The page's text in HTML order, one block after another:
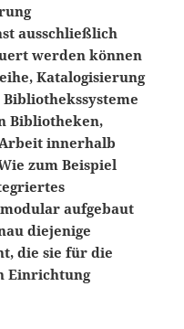
ausschließlich
werden können
Katalogisierung
Bibliotheken,
innerhalb
zum Beispiel
aufgebaut
diejenige
die sie für die
Einrichtung
für das integrierte